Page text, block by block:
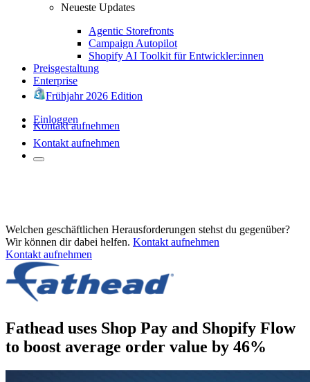
Neueste Updates
Agentic Storefronts
Campaign Autopilot
Shopify AI Toolkit für Entwickler:innen
Preisgestaltung
Enterprise
Frühjahr 2026 Edition
Einloggen
Kontakt aufnehmen
Kontakt aufnehmen
Welchen geschäftlichen Herausforderungen stehst du gegenüber?
Wir können dir dabei helfen. Kontakt aufnehmen
Kontakt aufnehmen
Fathead uses Shop Pay and Shopify Flow
to boost average order value by 46%